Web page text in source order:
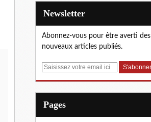
Newsletter
Abonnez-vous pour être averti des
nouveaux articles publiés.
E
Pages